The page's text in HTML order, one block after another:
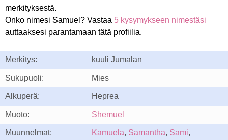
merkityksestä.
Onko nimesi Samuel? Vastaa 5 kysymykseen nimestäsi
auttaaksesi parantamaan tätä profiilia.
Merkitys: kuuli Jumalan
Sukupuoli: Mies
Alkuperä: Heprea
Muoto: Shemuel
Muunnelmat: Kamuela, Samantha, Sami,